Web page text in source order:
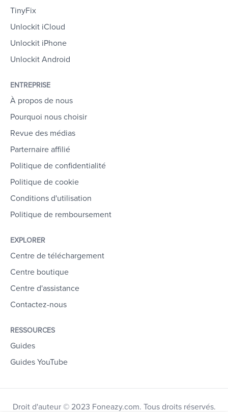
TinyFix
Unlockit iCloud
Unlockit iPhone
Unlockit Android
ENTREPRISE
À propos de nous
Pourquoi nous choisir
Revue des médias
Parternaire affilié
Politique de confidentialité
Politique de cookie
Conditions d'utilisation
Politique de remboursement
EXPLORER
Centre de téléchargement
Centre boutique
Centre d'assistance
Contactez-nous
RESSOURCES
Guides
Guides YouTube
Droit d'auteur © 2023 Foneazy.com. Tous droits réservés.